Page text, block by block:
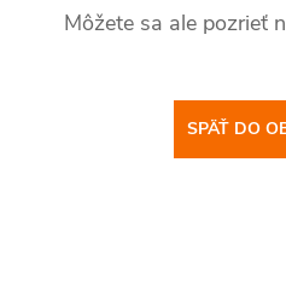
Môžete sa ale pozrieť
SPÄŤ DO